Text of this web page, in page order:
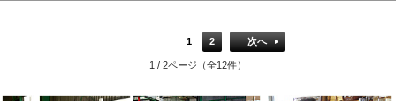
1 2 次へ
1 / 2ページ（全12件）